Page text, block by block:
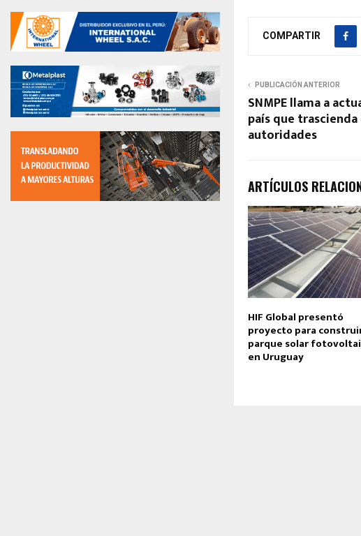
COMPARTIR
PUBLICACIÓN ANTERIOR
SNMPE llama a
país que
autoridades
ARTÍCULOS
HIF Global presentó
proyecto para
parque solar
en Uruguay